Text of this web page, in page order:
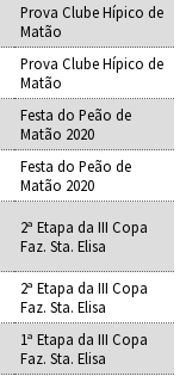
Prova Clube Hípico de
Matão
Prova Clube Hípico de
Matão
Festa do Peão de
Matão 2020
Festa do Peão de
Matão 2020
2ª Etapa da III Copa
Faz. Sta. Elisa
2ª Etapa da III Copa
Faz. Sta. Elisa
1ª Etapa da III Copa
Faz. Sta. Elisa